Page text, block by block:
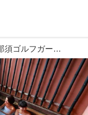
【栃木・25那須ゴルフガーデン】美肌力がアップする、源泉かけ流しの温泉とエステ。ウェルネスの森 那須。GOLULUチェック③